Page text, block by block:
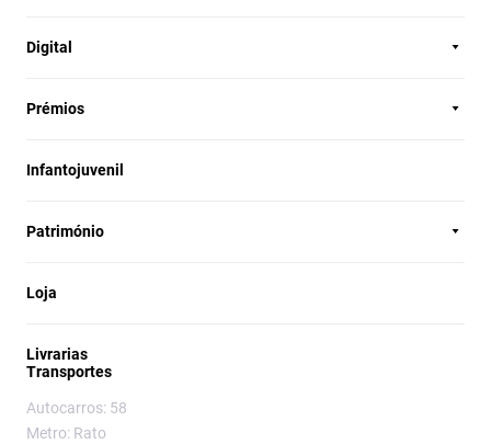
Digital
Prémios
Infantojuvenil
Património
Loja
Livrarias
Transportes
Autocarros: 58
Metro: Rato